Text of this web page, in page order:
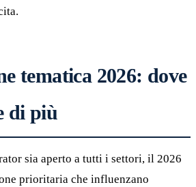
tematica 2026: dove
di più
sia aperto a tutti i settori, il 2026
prioritaria che influenzano